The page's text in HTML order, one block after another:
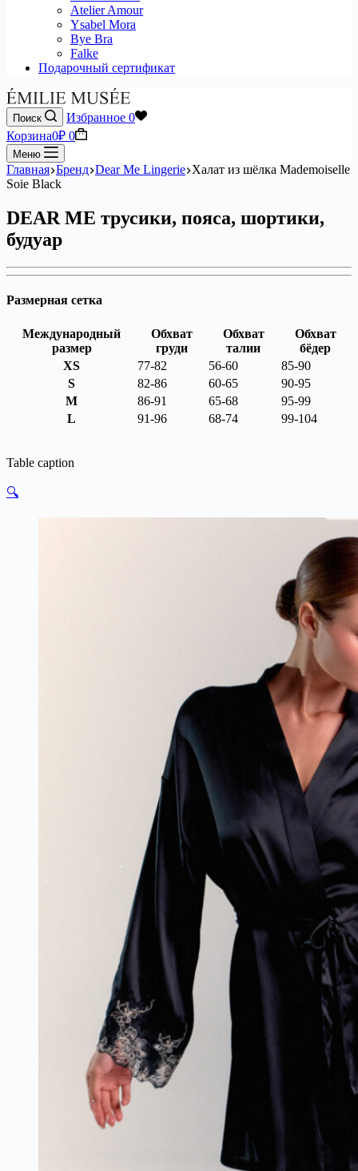
Atelier Amour
Ysabel Mora
Bye Bra
Falke
Подарочный сертификат
Поиск Избранное 0
Корзина0₽ 0
Меню
Главная Бренд Dear Me Lingerie Халат из шёлка Mademoiselle
Soie Black
DEAR ME трусики, пояса, шортики,
будуар
Размерная сетка
Международный
размер
Обхват
груди
Обхват
талии
Обхват
бёдер
XS
77-82 56-60
85-90
S
82-86 60-65
90-95
M
86-91 65-68
95-99
L
91-96 68-74 99-104
Table caption
🔍